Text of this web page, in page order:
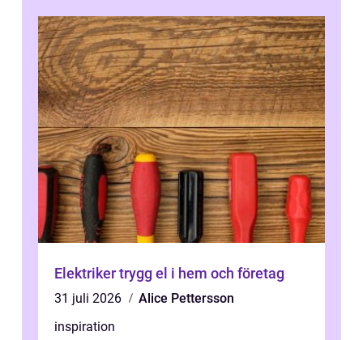
Elektriker trygg el i hem och företag
31 juli 2026
Alice Pettersson
inspiration